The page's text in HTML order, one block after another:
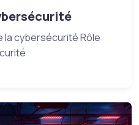
cybersécurité Rôle